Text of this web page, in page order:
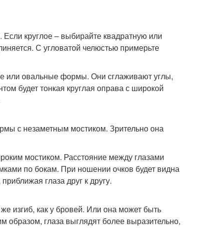
круглое – выбирайте квадратную или
С угловатой челюстью примерьте
или овальные формы. Они сглаживают углы,
будет тонкая круглая оправа с широкой
с незаметным мостиком. Зрительно она
мостиком. Расстояние между глазами
по бокам. При ношении очков будет видна
глаза друг к другу.
изгиб, как у бровей. Или она может быть
глаза выглядят более выразительно,